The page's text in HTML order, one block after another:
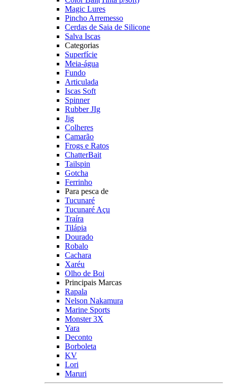
Magic Lures
Pincho Arremesso
Cerdas de Saia de Silicone
Salva Iscas
Categorias
Superfície
Meia-água
Fundo
Articulada
Iscas Soft
Spinner
Rubber JIg
Jig
Colheres
Camarão
Frogs e Ratos
ChatterBait
Tailspin
Gotcha
Ferrinho
Para pesca de
Tucunaré
Tucunaré Açu
Traíra
Tilápia
Dourado
Robalo
Cachara
Xaréu
Olho de Boi
Principais Marcas
Rapala
Nelson Nakamura
Marine Sports
Monster 3X
Yara
Deconto
Borboleta
KV
Lori
Maruri